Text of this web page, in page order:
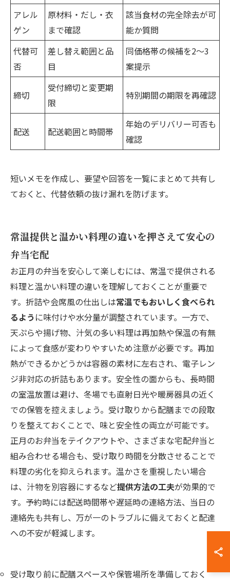
アレル
ゲン
原材料・だし・衣
まで確認
該当食材の完全除去が可
能か質問
代替可
否
差し替え範囲と品
目
同価格帯の候補を2〜3
案提示
締切
受付締切と変更期
限
特別期間の期限を再確認
配送 配送範囲と時間帯
年始のデリバリー可否も
確認
短いメモを作成し、要望や回答を一覧にまとめて共有し
ておくと、代替依頼の抜け漏れを防げます。
常温提供と温かい料理の違いを押さえて安心の
弁当宅配
お正月の弁当を安心して楽しむには、常温で提供される
料理と温かい料理の違いを理解しておくことが重要で
す。折詰や会席風の仕出しは常温でもおいしく食べられ
るよう に味付けや水分量が調整されています。一方で、
天ぷらや揚げ物、汁気の多い料理は再加熱や保温の有無
によって食感が変わりやすいため注意が必要です。再加
熱ができるかどうかは容器の素材に左右され、電子レン
ジ非対応の折詰もあります。安全性の面からも、長時間
の室温放置は避け、冬場でも直射日光や暖房器具の近く
での保管を控えましょう。受け取りから配膳までの段取
りを整えておくことで、味と安全性の両立が可能です。
正月のお弁当をテイクアウトや、さまざまな宅配弁当と
組み合わせる場合も、受け取り時間を分散させることで
料理の劣化を抑えられます。温かさを重視したい場合
は、汁物を別容器にするなど提供方法の工夫が効果的で
す。予約時には配送時間帯や遅延時の連絡方法、当日の
連絡先も共有し、万が一のトラブルに備えておくと配達
への不安が軽減します。
受け取り前に配膳スペースや保管場所を準備しておく